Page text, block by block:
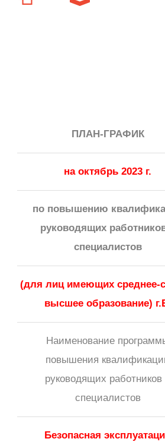
ПЛАН-ГРАФИК
на октябрь 2023 г.
по повышению
руководящих
специалистов
(для лиц имеющих среднее-
высшее образование)
Наименование
повышения
руководящих работников
специалистов
Безопасная